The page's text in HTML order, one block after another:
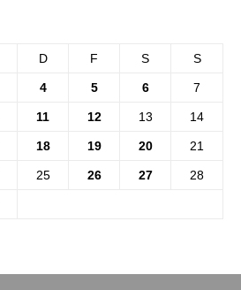
D F S S
4 5 6 7
11 12 13 14
18 19 20 21
25 26 27 28